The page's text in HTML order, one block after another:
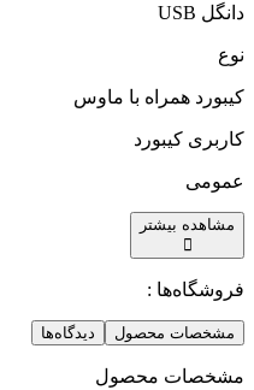
دانگل USB
نوع
کیبورد همراه با ماوس
کاربری کیبورد
عمومی
مشاهده بیشتر
فروشگاه‌ها :
مشخصات محصول دیدگاه‌ها
مشخصات محصول